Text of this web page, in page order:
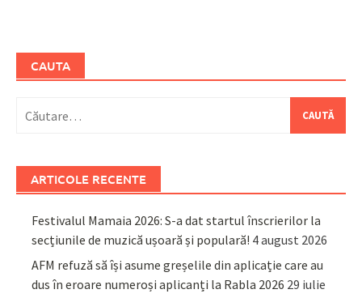
CAUTA
după:
ARTICOLE RECENTE
Festivalul Mamaia 2026: S-a dat startul înscrierilor la
secțiunile de muzică ușoară și populară! 4 august 2026
AFM refuză să își asume greșelile din aplicație care au
dus în eroare numeroși aplicanți la Rabla 2026 29 iulie